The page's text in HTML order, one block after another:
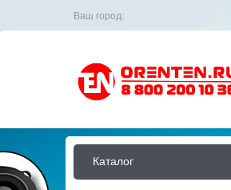
Ваш город:
Каталог